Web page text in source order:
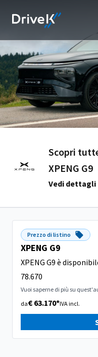
Scopri
XPENG G9
Vedi dettagli
Prezzo di listino
XPENG G9
XPENG G9 è
78.670
Vuoi saperne di più su
da€ 63.170*IVA incl.